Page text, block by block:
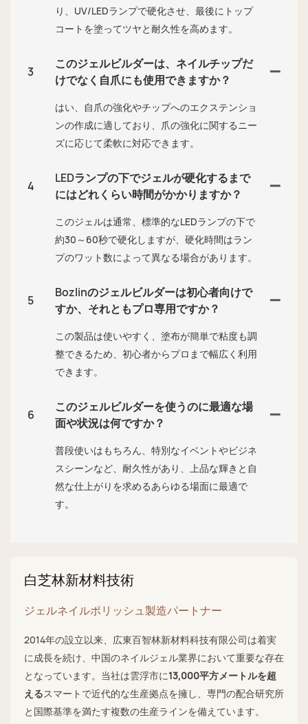
り、UV/LEDランプで硬化させ、最後にトップ
コートを塗ってツヤと耐久性を高めます。
3
このジェルビルダーは、ネイルチップだ
けでなく自爪にも使用できますか？
はい、自爪の強化やチップへのエクステンショ
ンの作成に適しており、爪の強化に関するニー
ズに応じて柔軟に対応できます。
4
LEDランプの下でジェルが硬化するまで
にはどれくらい時間がかかりますか？
このジェルは通常、標準的なLEDランプの下で
約30～60秒で硬化しますが、硬化時間はラン
プのワット数によって異なる場合があります。
5
Bozlinのジェルビルダーは初心者向けで
すか、それともプロ専用ですか？
この製品は使いやすく、塗布が簡単で粘度も調
整できるため、初心者からプロまで幅広く利用
できます。
6
このジェルビルダーを使うのに最適な場
面や状況は何ですか？
普段使いはもちろん、特別なイベントやビジネ
スシーンなど、耐久性があり、上品な輝きと自
然な仕上がりを求めるあらゆる場面に最適で
す。
白芝林新材料技術
ジェルネイルポリッシュ製造パートナー
2014年の設立以来、広東百智林新材料科技有限公司は着実
に成長を続け、中国のネイルジェル業界において重要な存在
となっています。当社は雲浮市に13,000平方メートルを超
えるスマートで近代的な生産拠点を擁し、専門の配合研究所
と国際基準を満たす複数の生産ラインを備えています。